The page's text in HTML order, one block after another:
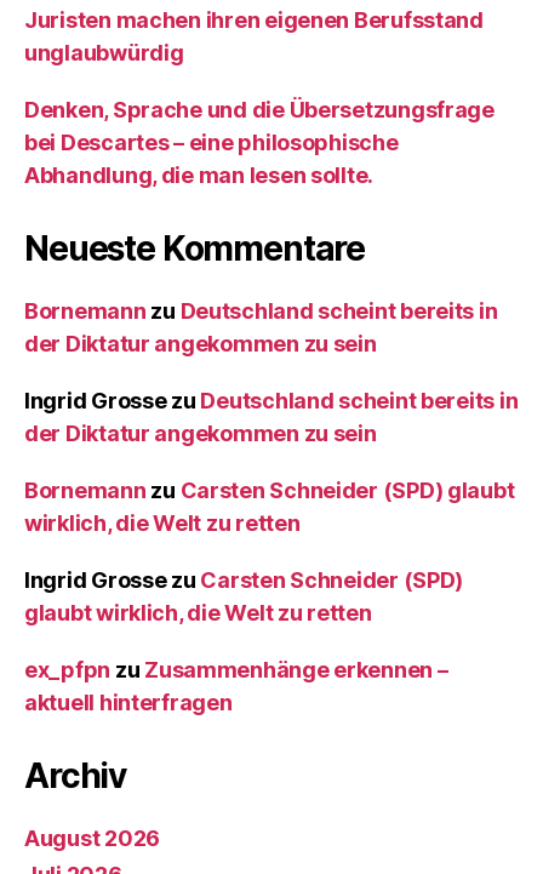
Juristen machen ihren eigenen Berufsstand
unglaubwürdig
Denken, Sprache und die Übersetzungsfrage
bei Descartes – eine philosophische
Abhandlung, die man lesen sollte.
Neueste Kommentare
Bornemann zu Deutschland scheint bereits in
der Diktatur angekommen zu sein
Ingrid Grossezu Deutschland scheint bereits in
der Diktatur angekommen zu sein
Bornemann zu Carsten Schneider (SPD) glaubt
wirklich, die Welt zu retten
Ingrid Grossezu Carsten Schneider (SPD)
glaubt wirklich, die Welt zu retten
ex_pfpn zu Zusammenhänge erkennen –
aktuell hinterfragen
Archiv
August 2026